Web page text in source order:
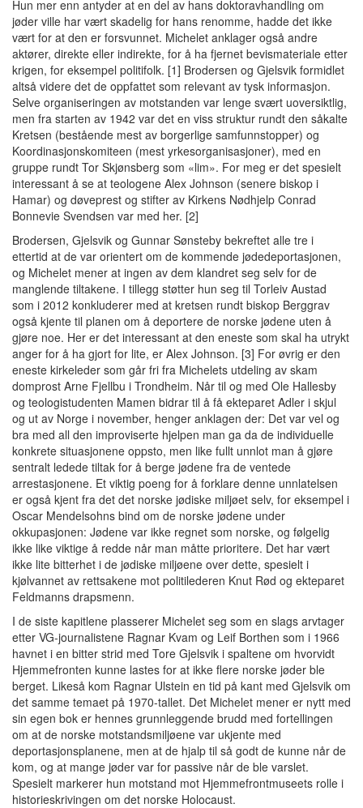
Hun mer enn antyder at en del av hans doktoravhandling om
jøder ville har vært skadelig for hans renomme, hadde det ikke
vært for at den er forsvunnet. Michelet anklager også andre
aktører, direkte eller indirekte, for å ha fjernet bevismateriale etter
krigen, for eksempel politifolk. [1] Brodersen og Gjelsvik formidlet
altså videre det de oppfattet som relevant av tysk informasjon.
Selve organiseringen av motstanden var lenge svært uoversiktlig,
men fra starten av 1942 var det en viss struktur rundt den såkalte
Kretsen (bestående mest av borgerlige samfunnstopper) og
Koordinasjonskomiteen (mest yrkesorganisasjoner), med en
gruppe rundt Tor Skjønsberg som «lim». For meg er det spesielt
interessant å se at teologene Alex Johnson (senere biskop i
Hamar) og døveprest og stifter av Kirkens Nødhjelp Conrad
Bonnevie Svendsen var med her. [2]
Brodersen, Gjelsvik og Gunnar Sønsteby bekreftet alle tre i
ettertid at de var orientert om de kommende jødedeportasjonen,
og Michelet mener at ingen av dem klandret seg selv for de
manglende tiltakene. I tillegg støtter hun seg til Torleiv Austad
som i 2012 konkluderer med at kretsen rundt biskop Berggrav
også kjente til planen om å deportere de norske jødene uten å
gjøre noe. Her er det interessant at den eneste som skal ha utrykt
anger for å ha gjort for lite, er Alex Johnson. [3] For øvrig er den
eneste kirkeleder som går fri fra Michelets utdeling av skam
domprost Arne Fjellbu i Trondheim. Når til og med Ole Hallesby
og teologistudenten Mamen bidrar til å få ekteparet Adler i skjul
og ut av Norge i november, henger anklagen der: Det var vel og
bra med all den improviserte hjelpen man ga da de individuelle
konkrete situasjonene oppsto, men like fullt unnlot man å gjøre
sentralt ledede tiltak for å berge jødene fra de ventede
arrestasjonene. Et viktig poeng for å forklare denne unnlatelsen
er også kjent fra det det norske jødiske miljøet selv, for eksempel i
Oscar Mendelsohns bind om de norske jødene under
okkupasjonen: Jødene var ikke regnet som norske, og følgelig
ikke like viktige å redde når man måtte prioritere. Det har vært
ikke lite bitterhet i de jødiske miljøene over dette, spesielt i
kjølvannet av rettsakene mot politilederen Knut Rød og ekteparet
Feldmanns drapsmenn.
I de siste kapitlene plasserer Michelet seg som en slags arvtager
etter VG-journalistene Ragnar Kvam og Leif Borthen som i 1966
havnet i en bitter strid med Tore Gjelsvik i spaltene om hvorvidt
Hjemmefronten kunne lastes for at ikke flere norske jøder ble
berget. Likeså kom Ragnar Ulstein en tid på kant med Gjelsvik om
det samme temaet på 1970-tallet. Det Michelet mener er nytt med
sin egen bok er hennes grunnleggende brudd med fortellingen
om at de norske motstandsmiljøene var ukjente med
deportasjonsplanene, men at de hjalp til så godt de kunne når de
kom, og at mange jøder var for passive når de ble varslet.
Spesielt markerer hun motstand mot Hjemmefrontmuseets rolle i
historieskrivingen om det norske Holocaust.